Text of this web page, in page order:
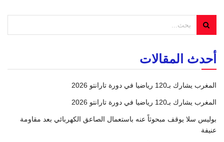
أحدث المقالات
المغرب يشارك بـ120 رياضيا في دورة تارانتو 2026
المغرب يشارك بـ120 رياضيا في دورة تارانتو 2026
بوليس سلا يوقف مبحوثاً عنه باستعمال الصاعق الكهربائي بعد مقاومة
عنيفة